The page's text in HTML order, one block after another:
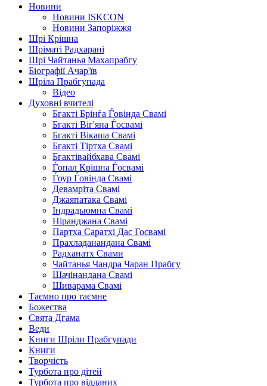
Новини
Новини ISKCON
Новини Запоріжжя
Шрі Крішна
Шріматі Радхарані
Шрі Чайтанья Махапрабгу
Біографії Ачар'їв
Шріла Прабгупада
Відео
Духовні вчителі
Бгакті Брінѓа Ѓовінда Свамі
Бгакті Віг'яна Ѓосвамі
Бгакті Вікаша Свамі
Бгакті Тіртха Свамі
Бгактівайбхава Свамі
Ѓопал Крішна Ѓосвамі
Ѓоур Ѓовінда Свамі
Девамріта Свамі
Джаяпатака Свамі
Індрадьюмна Свамі
Ніранджана Свамі
Партха Саратхі Дас Госвамі
Прахладанандана Свамі
Радханатх Свами
Чайтанья Чандра Чаран Прабгу
Шачінандана Свамі
Шиварама Свамі
Таємно про таємне
Божества
Свята Дгама
Веди
Книги Шріли Прабгупади
Книги
Творчість
Турбота про дітей
Турбота про відданих